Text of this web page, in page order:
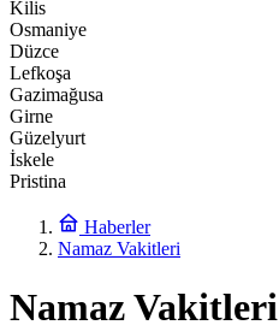
Kilis
Osmaniye
Düzce
Lefkoşa
Gazimağusa
Girne
Güzelyurt
İskele
Pristina
Haberler
Namaz Vakitleri
Namaz Vakitleri